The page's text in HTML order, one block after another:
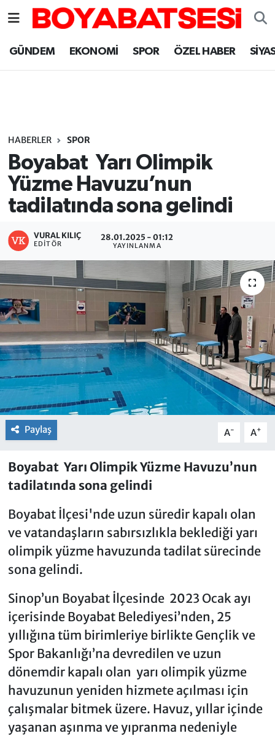
GÜNDEM EKONOMİ SPOR ÖZEL HABER
HABERLER SPOR
Boyabat Yarı Olimpik
Yüzme Havuzu’nun
tadilatında sona gelindi
VURAL KILIÇ
EDITÖR
28.01.2025 - 01:12
YAYINLANMA
Paylaş A- A+
Boyabat Yarı Olimpik Yüzme Havuzu’nun
tadilatında sona gelindi
Boyabat İlçesi'nde uzun süredir kapalı olan
ve vatandaşların sabırsızlıkla beklediği yarı
olimpik yüzme havuzunda tadilat sürecinde
sona gelindi.
Sinop’un Boyabat İlçesinde 2023 Ocak ayı
içerisinde Boyabat Belediyesi’nden, 25
yıllığına tüm birimleriye birlikte Gençlik ve
Spor Bakanlığı’na devredilen ve uzun
dönemdir kapalı olan yarı olimpik yüzme
havuzunun yeniden hizmete açılması için
çalışmalar bitmek üzere. Havuz, yıllar içinde
yaşanan aşınma ve yıpranma nedeniyle
Sinop Nöbetçi Eczaneler
Sinop Trafik Yoğunluk Haritası
Süper Lig Puan Durumu ve Fikstür
Tüm Manşetler
Son Dakika Haberleri
Haber Arşivi